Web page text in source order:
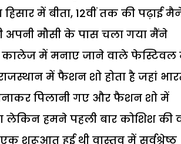
में बीता, 12वीं तक की पढ़ाई
अपनी मौसी के पास चला गया मैंने
कालेज में मनाए जाने वाले फेस्टिवल
में फैशन शो होता है जहां
पिलानी गए और फैशन शो में
लेकिन हमने पहली बार कोशिश की
शुरूआत हुई थी वास्तव में सर्वश्रेष्ठ